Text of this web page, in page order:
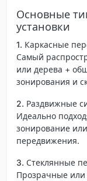
Основные
установки
1. Каркасные
Самый
или дерева +
зонирования и
2. Раздвижные
Идеально
зонирование
передвижения.
3. Стеклянные
Прозрачные или